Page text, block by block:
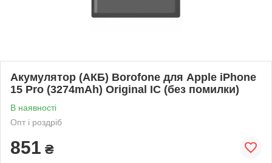
Акумулятор (АКБ) Borofone для Apple iPhone
15 Pro (3274mAh) Original IC (без помилки)
В наявності
Опт і роздріб
851 ₴